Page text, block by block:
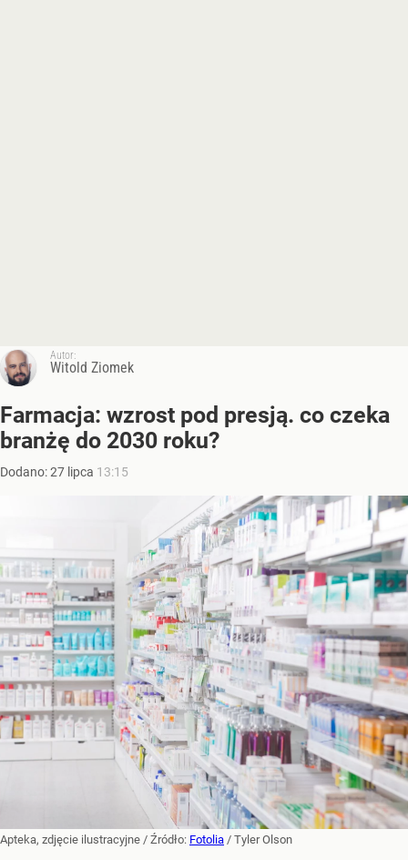
Autor:
Witold Ziomek
Farmacja: wzrost pod presją. co czeka
branżę do 2030 roku?
Dodano:27 lipca 13:15
Apteka, zdjęcie ilustracyjne / Źródło: Fotolia / Tyler Olson